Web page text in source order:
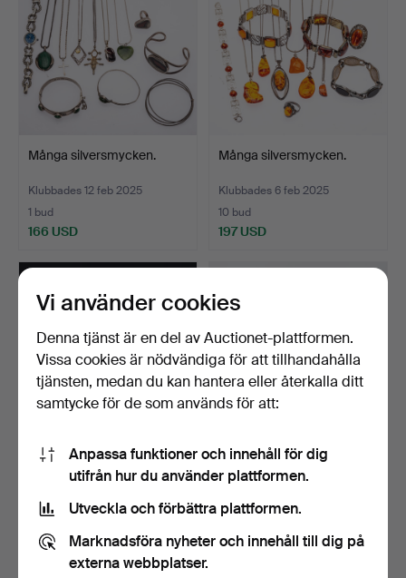
Många silversmycken.
Klubbades 12 feb 2025
1 bud
166 USD
Många silversmycken.
Klubbades 6 feb 2025
10 bud
197 USD
diamantsmyckesuppsättni
6 bud
3 468 USD
”BVLGARI” smyckesats.
1 bud
3 017 USD
Vi använder cookies
Denna tjänst är en del av Auctionet-plattformen.
Vissa cookies är nödvändiga för att tillhandahålla
tjänsten, medan du kan hantera eller återkalla ditt
samtycke för de som används för att:
Anpassa funktioner och innehåll för dig
utifrån hur du använder plattformen.
Utveckla och förbättra plattformen.
Marknadsföra nyheter och innehåll till dig på
externa webbplatser.